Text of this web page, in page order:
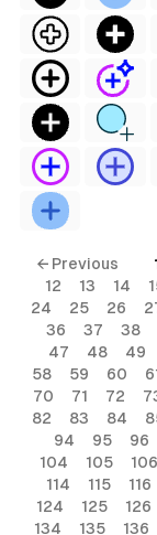
← Previous
12
13 14
24
25 26
36
37 38
47
48 49
58
59 60
70
71 72
82
83 84
94
95 96
104
105 106
114
115 116
124
125 126
134
135 136